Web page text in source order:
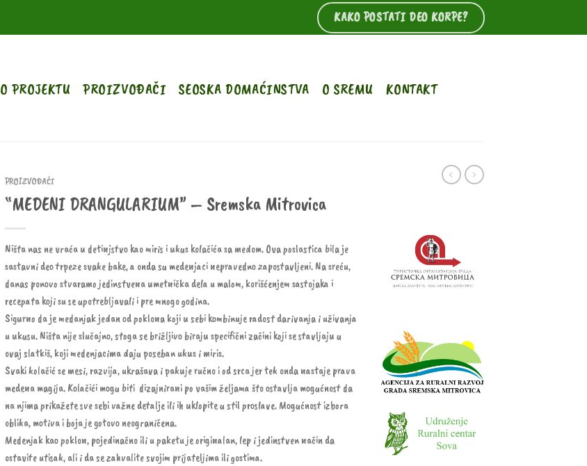
KAKO POSTATI DEO KORPE?
O PROJEKTU PROIZVOĐAČI SEOSKA DOMAĆINSTVA O SREMU KONTAKT
PROIZVOĐAČI
“MEDENI DRANGULARIUM” – Sremska Mitrovica
Ništa nas ne vraća u detinjstvo kao miris i ukus kolačića sa medom. Ova poslastica bila je
sastavni deo trpeze svake bake, a onda su medenjaci nepravedno zapostavljeni. Na sreću,
danas ponovo stvaramo jedinstvena umetnička dela u malom, korišćenjem sastojaka i
recepata koji su se upotrebljavali i pre mnogo godina.
Sigurno da je medanjak jedan od poklona koji u sebi kombinuje radost darivanja i uživanja
u ukusu. Ništa nije slučajno, stoga se brižljivo biraju specifični začini koji se stavljaju u
ovaj slatkiš, koji medenjacima daju poseban ukus i miris.
Svaki kolačić se mesi, razvija, ukrašava i pakuje ručno i od srca jer tek onda nastaje prava
medena magija. Kolačići mogu biti dizajnirani po vašim željama što ostavlja mogućnost da
na njima prikažete sve sebi važne detalje ili ih uklopite u stil proslave. Mogućnost izbora
oblika, motiva i boja je gotovo neograničena.
Medenjak kao poklon, pojedinačno ili u paketu je originalan, lep i jedinstven način da
ostavite utisak, ali i da se zahvalite svojim prijateljima ili gostima.